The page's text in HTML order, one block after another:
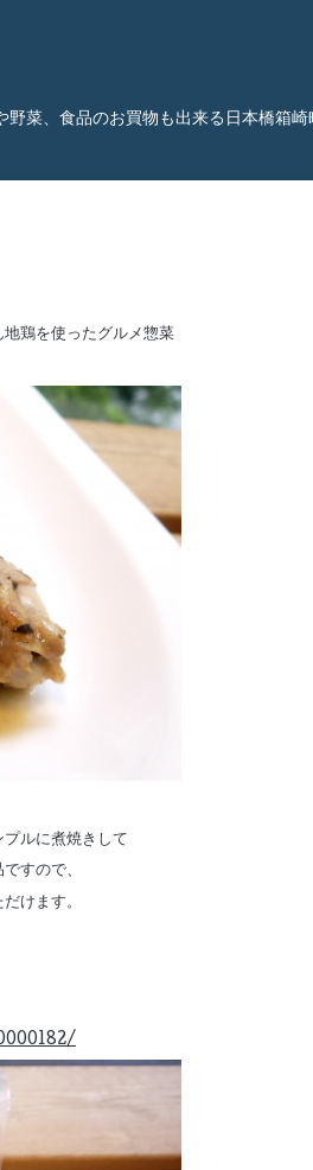
菜、食品のお買物も出来る日本橋箱
地鶏を使ったグルメ惣菜
ルに煮焼きして
すので、
けます。